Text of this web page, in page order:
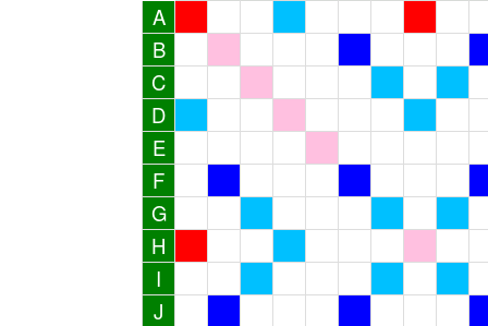
A
B
C
D
E
F
G
H
I
J